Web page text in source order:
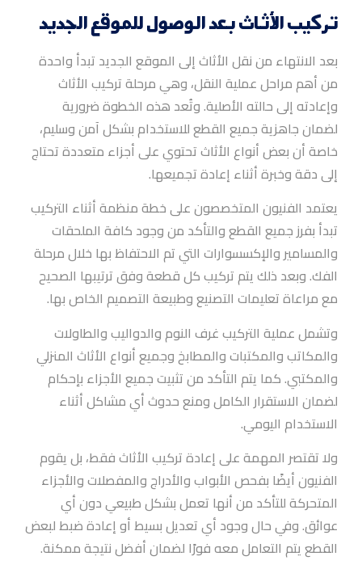
تركيب الأثاث بعد الوصول للموقع الجديد
بعد الانتهاء من نقل الأثاث إلى الموقع الجديد تبدأ واحدة
من أهم مراحل عملية النقل، وهي مرحلة تركيب الأثاث
وإعادته إلى حالته الأصلية. وتُعد هذه الخطوة ضرورية
لضمان جاهزية جميع القطع للاستخدام بشكل آمن وسليم،
خاصة أن بعض أنواع الأثاث تحتوي على أجزاء متعددة تحتاج
إلى دقة وخبرة أثناء إعادة تجميعها.
يعتمد الفنيون المتخصصون على خطة منظمة أثناء التركيب
تبدأ بفرز جميع القطع والتأكد من وجود كافة الملحقات
والمسامير والإكسسوارات التي تم الاحتفاظ بها خلال مرحلة
الفك. وبعد ذلك يتم تركيب كل قطعة وفق ترتيبها الصحيح
مع مراعاة تعليمات التصنيع وطبيعة التصميم الخاص بها.
وتشمل عملية التركيب غرف النوم والدواليب والطاولات
والمكاتب والمكتبات والمطابخ وجميع أنواع الأثاث المنزلي
والمكتبي. كما يتم التأكد من تثبيت جميع الأجزاء بإحكام
لضمان الاستقرار الكامل ومنع حدوث أي مشاكل أثناء
الاستخدام اليومي.
ولا تقتصر المهمة على إعادة تركيب الأثاث فقط، بل يقوم
الفنيون أيضًا بفحص الأبواب والأدراج والمفصلات والأجزاء
المتحركة للتأكد من أنها تعمل بشكل طبيعي دون أي
عوائق. وفي حال وجود أي تعديل بسيط أو إعادة ضبط لبعض
القطع يتم التعامل معه فورًا لضمان أفضل نتيجة ممكنة.